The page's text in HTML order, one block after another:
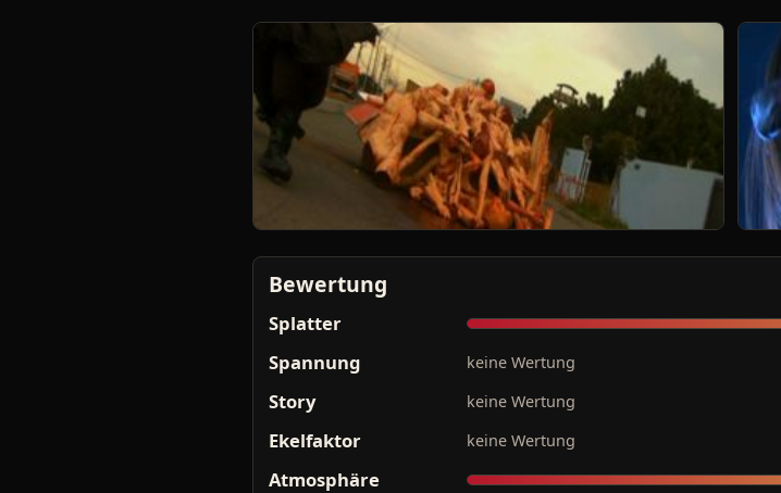
Bewertung
Splatter
Spannung keine Wertung
Story keine Wertung
Ekelfaktor keine Wertung
Atmosphäre